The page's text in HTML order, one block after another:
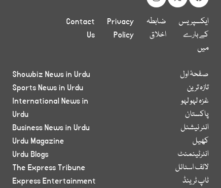
ایکسپریس
کے بارے
میں
ضابطہ
اخلاق
Privacy
Policy
Contact
Us
صفحۂ اول
تازہ ترین
غزہ لہو لہو
پاکستان
انٹر نیشنل
کھیل
انٹرٹینمنٹ
لائف اسٹائل
ٹاپ ٹرینڈ
Showbiz News in Urdu
Sports News in Urdu
International News in
Urdu
Business News in Urdu
Urdu Magazine
Urdu Blogs
The Express Tribune
Express Entertainment